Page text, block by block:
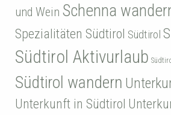
und Wein Schenna
Spezialitäten Südtirol Südtirol
Südtirol Aktivurlaub
Südtirol wandern
Unterkunft in Südtirol